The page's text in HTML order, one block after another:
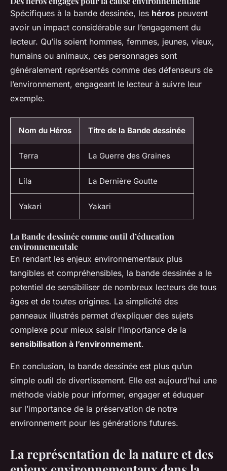
Spécifiques à la bande dessinée, les héros peuvent
avoir un impact considérable sur l’engagement du
lecteur. Qu’ils soient hommes, femmes, jeunes, vieux,
humains ou animaux, ces personnages sont
généralement représentés comme des défenseurs de
l’environnement, engageant le lecteur à suivre leur
exemple.
Nom du Héros Titre de la Bande dessinée
Terra La Guerre des Graines
Lila La Dernière Goutte
Yakari Yakari
La Bande dessinée comme outil d’éducation
environnementale
En rendant les enjeux environnementaux plus
tangibles et compréhensibles, la bande dessinée a le
potentiel de sensibiliser de nombreux lecteurs de tous
âges et de toutes origines. La simplicité des
panneaux illustrés permet d’expliquer des sujets
complexe pour mieux saisir l’importance de la
sensibilisation à l’environnement.
En conclusion, la bande dessinée est plus qu’un
simple outil de divertissement. Elle est aujourd’hui une
méthode viable pour informer, engager et éduquer
sur l’importance de la préservation de notre
environnement pour les générations futures.
La représentation de la nature et des